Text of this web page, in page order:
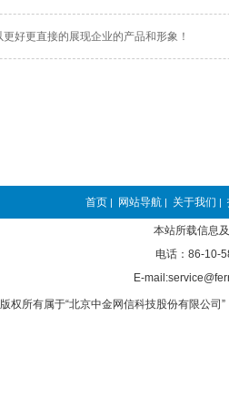
好更直接的展现企业的产品和形象！
首页 | 网站导航 | 关于我们 |
本站所载信息
电话：86-10-
E-
版权所有属于“北京中金网信科技股份有限公司